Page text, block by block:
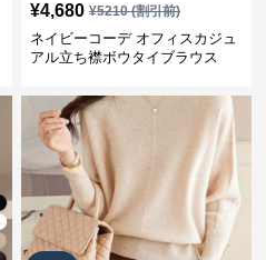
¥4,680 ¥5210(割引前)
ネイビーコーデ オフィスカジュ
アル立ち襟ボウタイブラウス